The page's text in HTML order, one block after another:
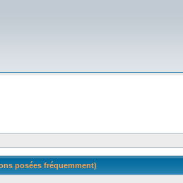
posées fréquemment)